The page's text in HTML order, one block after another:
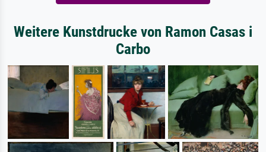
Weitere Kunstdrucke von Ramon Casas i
Carbo